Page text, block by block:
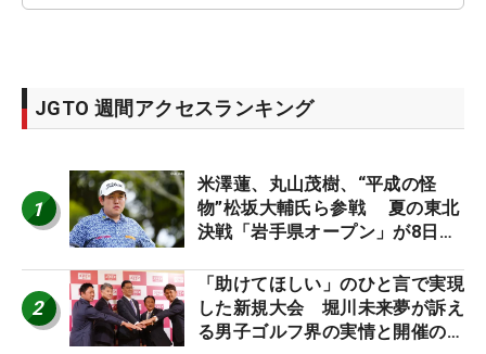
JGTO 週間アクセスランキング
1
米澤蓮、丸山茂樹、“平成の怪
物”松坂大輔氏ら参戦 夏の東北
決戦「岩手県オープン」が8日開
2
「助けてほしい」のひと言で実現
した新規大会 堀川未来夢が訴え
る男子ゴルフ界の実情と開催の舞